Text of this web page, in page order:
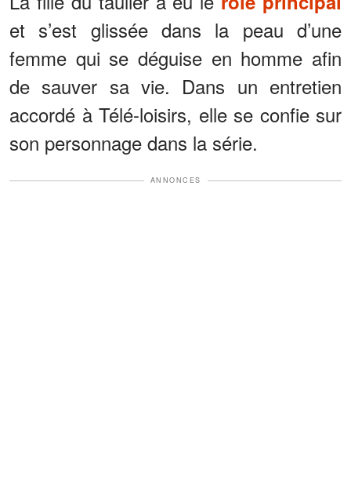
et s’est glissée dans la peau d’une
femme qui se déguise en homme afin
de sauver sa vie. Dans un entretien
accordé à Télé-loisirs, elle se confie sur
son personnage dans la série.
ANNONCES